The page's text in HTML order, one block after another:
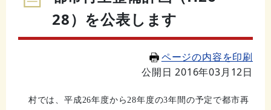
28）を公表します
ページの内容を印刷
公開日 2016年03月12日
村では、平成26年度から28年度の3年間の予定で都市再